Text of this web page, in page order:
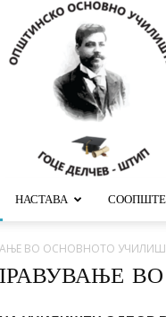
НАСТАВА
ВО ОСНОВНОТО